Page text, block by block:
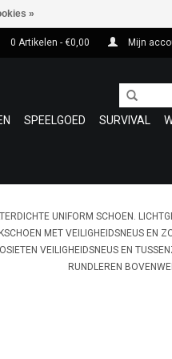
0 Artikelen - €0,00 Mijn
SPEELGOED SURVIVAL
UNIFORM SCHOEN.
MET VEILIGHEIDSNEUS EN
VEILIGHEIDSNEUS EN
RUNDLEREN
»